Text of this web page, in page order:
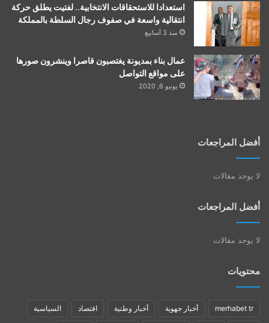
استعدادا للاستحقاقات الانتخابية.. لفتيت يطلق حركة
انتقالية واسعة في صفوف رجال السلطة بالمملكة
منذ 3 أسابيع
عمال بناء بمديونة يغتصبون قاصرا وينشرون صورها
على مواقع التواصل
يونيو 6, 2020
أفضل المراجعات
لا يوجد مقالات
أفضل المراجعات
لا يوجد مقالات
محتويات
merhabet tr أخبار جهوية أخبار وطنية اقتصاد السياسية